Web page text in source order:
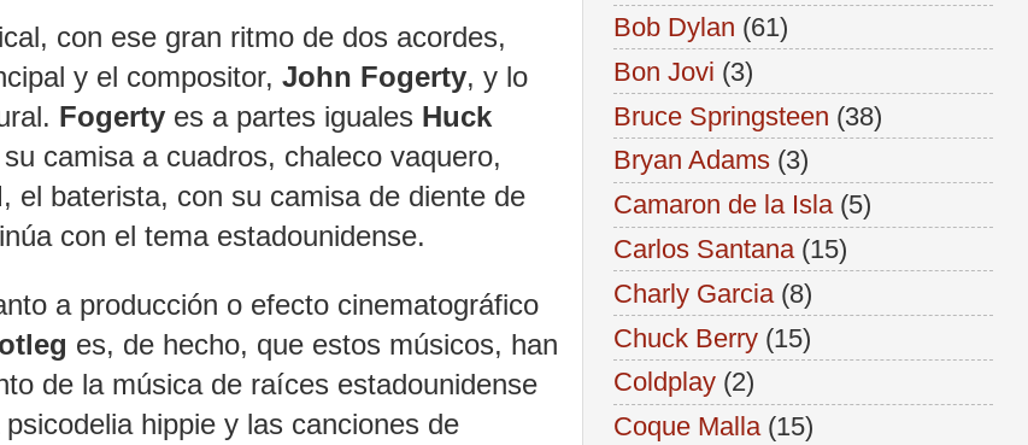
con ese gran ritmo de dos acordes,
y el compositor, John Fogerty, y lo
Fogerty es a partes iguales Huck
camisa a cuadros, chaleco vaquero,
, el baterista, con su camisa de diente de
con el tema estadounidense.
a producción o efecto cinematográfico
es, de hecho, que estos músicos, han
de la música de raíces estadounidense
hippie y las canciones de
Bob Dylan (61)
Bon Jovi (3)
Bruce Springsteen (38)
Bryan Adams (3)
Camaron de la Isla (5)
Carlos Santana (15)
Charly Garcia (8)
Chuck Berry (15)
Coldplay (2)
Coque Malla (15)